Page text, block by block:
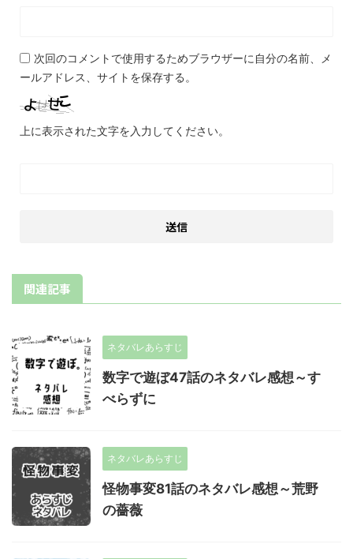
次回のコメントで使用するためブラウザーに自分の名前、メ
ールアドレス、サイトを保存する。
上に表示された文字を入力してください。
関連記事
ネタバレあらすじ
数字で遊ぼ47話のネタバレ感想～す
べらずに
ネタバレあらすじ
怪物事変81話のネタバレ感想～荒野
の薔薇